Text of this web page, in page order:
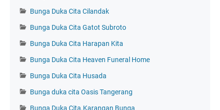
Bunga Duka Cita Cilandak
Bunga Duka Cita Gatot Subroto
Bunga Duka Cita Harapan Kita
Bunga Duka Cita Heaven Funeral Home
Bunga Duka Cita Husada
Bunga duka cita Oasis Tangerang
Bunga Duka Cita.Karangan Bunga